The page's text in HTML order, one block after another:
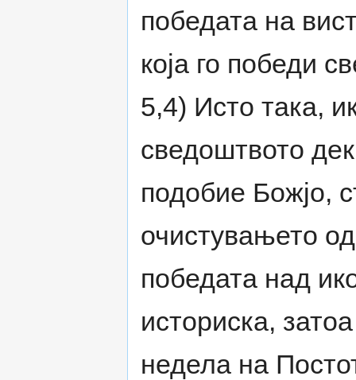
победата на
која го победи
5,4) Исто така,
сведоштвото
подобие Божјо,
очистувањето
победата над
историска,
недела на